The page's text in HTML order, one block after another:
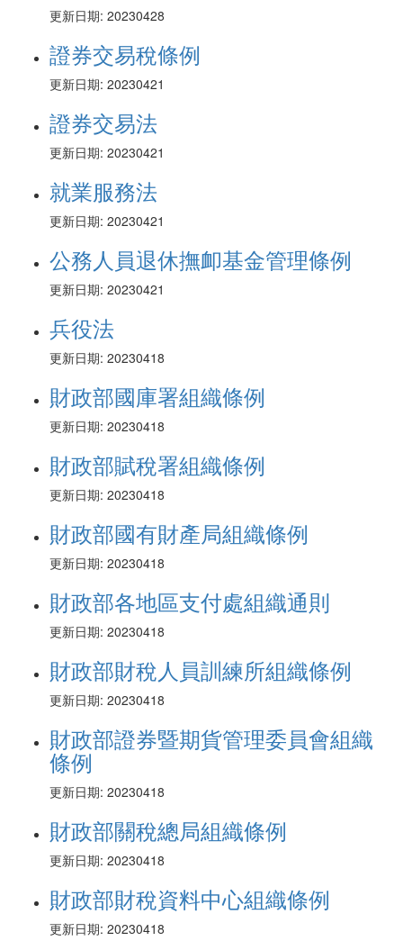
更新日期: 20230428
證券交易稅條例
更新日期: 20230421
證券交易法
更新日期: 20230421
就業服務法
更新日期: 20230421
公務人員退休撫卹基金管理條例
更新日期: 20230421
兵役法
更新日期: 20230418
財政部國庫署組織條例
更新日期: 20230418
財政部賦稅署組織條例
更新日期: 20230418
財政部國有財產局組織條例
更新日期: 20230418
財政部各地區支付處組織通則
更新日期: 20230418
財政部財稅人員訓練所組織條例
更新日期: 20230418
財政部證券暨期貨管理委員會組織
條例
更新日期: 20230418
財政部關稅總局組織條例
更新日期: 20230418
財政部財稅資料中心組織條例
更新日期: 20230418